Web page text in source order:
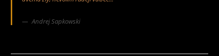
Andrej Sapkowski